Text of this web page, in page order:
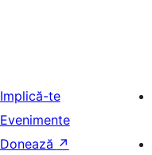
Implică-te
Evenimente
Donează ↗